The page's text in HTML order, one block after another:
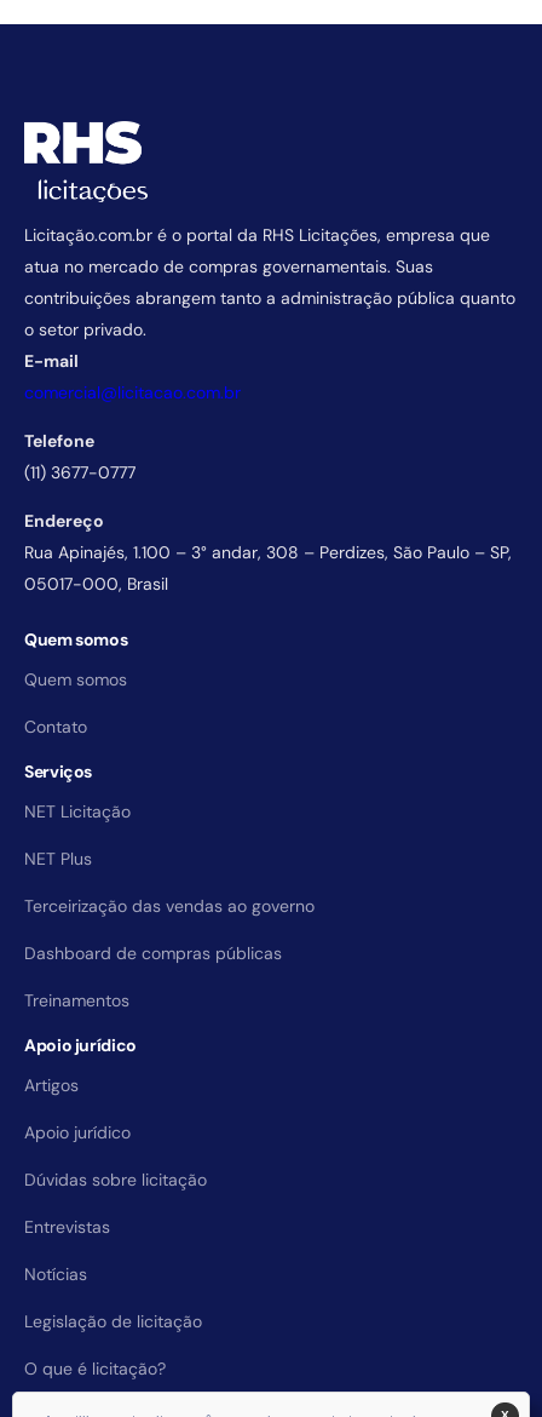
Licitação.com.br é o portal da RHS Licitações, empresa que
atua no mercado de compras governamentais. Suas
contribuições abrangem tanto a administração pública quanto
o setor privado.
E-mail
comercial@licitacao.com.br
Telefone
(11) 3677-0777
Endereço
Rua Apinajés, 1.100 – 3° andar, 308 – Perdizes, São Paulo – SP,
05017-000, Brasil
Quem somos
Quem somos
Contato
Serviços
NET Licitação
NET Plus
Terceirização das vendas ao governo
Dashboard de compras públicas
Treinamentos
Apoio jurídico
Artigos
Apoio jurídico
Dúvidas sobre licitação
Entrevistas
Notícias
Legislação de licitação
O que é licitação?